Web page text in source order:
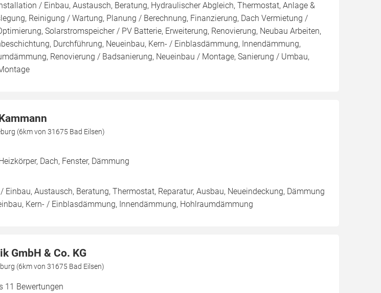
/ Einbau, Austausch, Beratung, Hydraulischer Abgleich, Thermostat, Anlage &
Reinigung / Wartung, Planung / Berechnung, Finanzierung, Dach Vermietung /
Solarstromspeicher / PV Batterie, Erweiterung, Renovierung, Neubau Arbeiten,
Durchführung, Neueinbau, Kern- / Einblasdämmung, Innendämmung,
Renovierung / Badsanierung, Neueinbau / Montage, Sanierung / Umbau,
(6km von 31675 Bad Eilsen)
Dach, Fenster, Dämmung
Austausch, Beratung, Thermostat, Reparatur, Ausbau, Neueindeckung, Dämmung
Kern- / Einblasdämmung, Innendämmung, Hohlraumdämmung
GmbH & Co. KG
(6km von 31675 Bad Eilsen)
11 Bewertungen